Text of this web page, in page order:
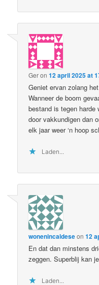
Geron12 april 2025 at
Geniet ervan zolang
Wanneer de boom
bestand is tegen harde
door vakkundigen dan
elk jaar weer ‘n hoop
Laden...
wonenincaldeseon12
En dat dan minstens
zeggen. Superblij kan
Laden...